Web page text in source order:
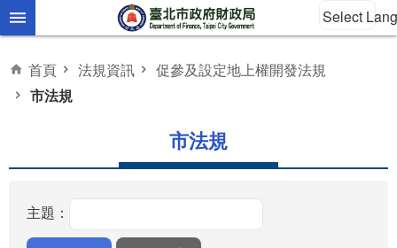
跳到主要內容區塊 Select
首頁 法規資訊 促參及設定地上權開發法規
市法規
市法規
主題：